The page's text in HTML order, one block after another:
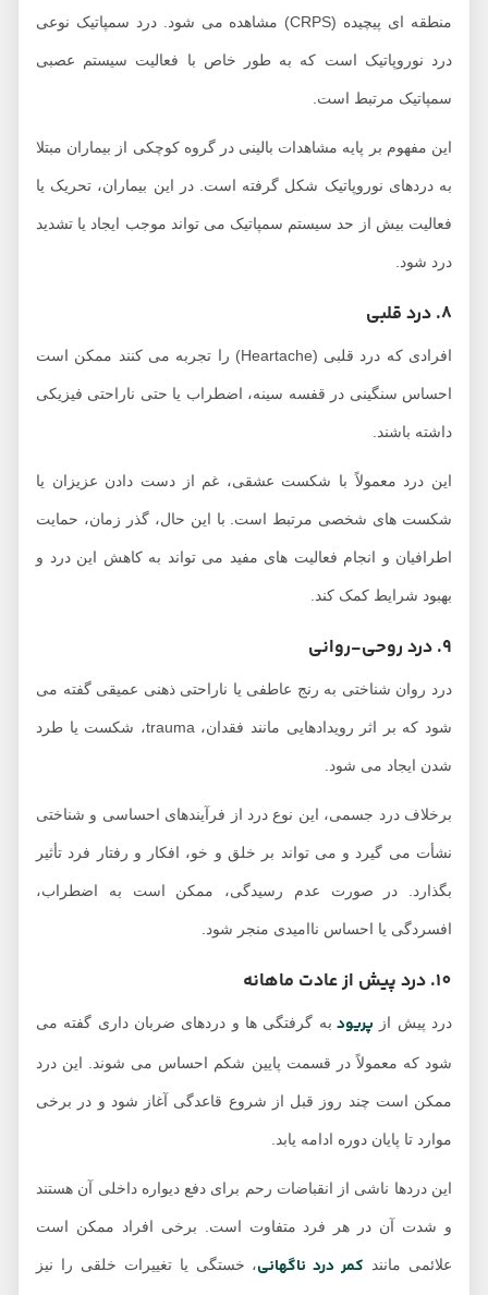
منطقه ‌ای پیچیده (CRPS) مشاهده می ‌شود. درد سمپاتیک نوعی
درد نوروپاتیک است که به ‌طور خاص با فعالیت سیستم عصبی
سمپاتیک مرتبط است.
این مفهوم بر پایه مشاهدات بالینی در گروه کوچکی از بیماران مبتلا
به دردهای نوروپاتیک شکل گرفته است. در این بیماران، تحریک یا
فعالیت بیش از حد سیستم سمپاتیک می ‌تواند موجب ایجاد یا تشدید
درد شود.
افرادی که درد قلبی (Heartache) را تجربه می‌ کنند ممکن است
احساس سنگینی در قفسه سینه، اضطراب یا حتی ناراحتی فیزیکی
داشته باشند.
این درد معمولاً با شکست عشقی، غم از دست دادن عزیزان یا
شکست‌ های شخصی مرتبط است. با این حال، گذر زمان، حمایت
اطرافیان و انجام فعالیت ‌های مفید می ‌تواند به کاهش این درد و
بهبود شرایط کمک کند.
درد روان ‌شناختی به رنج عاطفی یا ناراحتی ذهنی عمیقی گفته می
‌شود که بر اثر رویدادهایی مانند فقدان، trauma، شکست یا طرد
شدن ایجاد می ‌شود.
برخلاف درد جسمی، این نوع درد از فرآیندهای احساسی و شناختی
نشأت می‌ گیرد و می‌ تواند بر خلق ‌و خو، افکار و رفتار فرد تأثیر
بگذارد. در صورت عدم رسیدگی، ممکن است به اضطراب،
افسردگی یا احساس ناامیدی منجر شود.
درد پیش ازپریودبه گرفتگی ‌ها و دردهای ضربان ‌داری گفته می
‌شود که معمولاً در قسمت پایین شکم احساس می ‌شوند. این درد
ممکن است چند روز قبل از شروع قاعدگی آغاز شود و در برخی
موارد تا پایان دوره ادامه یابد.
این دردها ناشی از انقباضات رحم برای دفع دیواره داخلی آن هستند
و شدت آن در هر فرد متفاوت است. برخی افراد ممکن است
علائمی مانندکمر درد ناگهانی، خستگی یا تغییرات خلقی را نیز